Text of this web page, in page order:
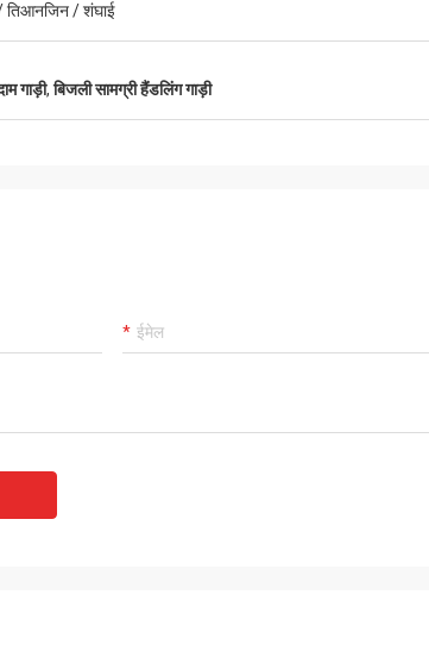
तिआनजिन / शंघाई
गाड़ी,बिजली सामग्री हैंडलिंग गाड़ी